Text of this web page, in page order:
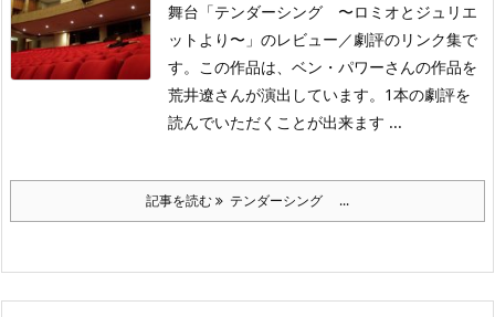
舞台「テンダーシング 〜ロミオとジュリエ
ットより〜」のレビュー／劇評のリンク集で
す。この作品は、ベン・パワーさんの作品を
荒井遼さんが演出しています。1本の劇評を
読んでいただくことが出来ます ...
記事を読む テンダーシング ...